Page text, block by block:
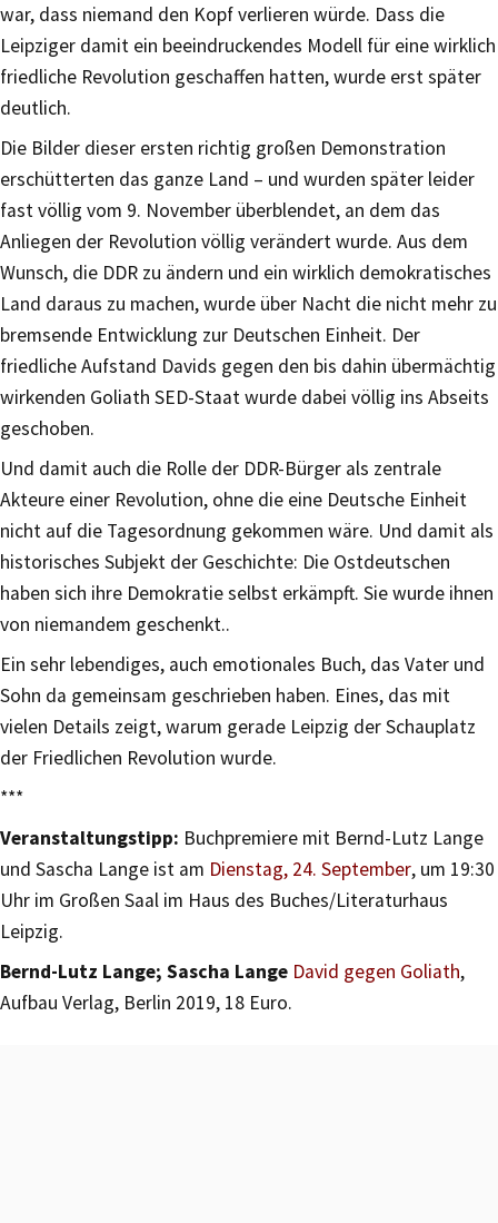
war, dass niemand den Kopf verlieren würde. Dass die
Leipziger damit ein beeindruckendes Modell für eine wirklich
friedliche Revolution geschaffen hatten, wurde erst später
deutlich.
Die Bilder dieser ersten richtig großen Demonstration
erschütterten das ganze Land – und wurden später leider
fast völlig vom 9. November überblendet, an dem das
Anliegen der Revolution völlig verändert wurde. Aus dem
Wunsch, die DDR zu ändern und ein wirklich demokratisches
Land daraus zu machen, wurde über Nacht die nicht mehr zu
bremsende Entwicklung zur Deutschen Einheit. Der
friedliche Aufstand Davids gegen den bis dahin übermächtig
wirkenden Goliath SED-Staat wurde dabei völlig ins Abseits
geschoben.
Und damit auch die Rolle der DDR-Bürger als zentrale
Akteure einer Revolution, ohne die eine Deutsche Einheit
nicht auf die Tagesordnung gekommen wäre. Und damit als
historisches Subjekt der Geschichte: Die Ostdeutschen
haben sich ihre Demokratie selbst erkämpft. Sie wurde ihnen
von niemandem geschenkt..
Ein sehr lebendiges, auch emotionales Buch, das Vater und
Sohn da gemeinsam geschrieben haben. Eines, das mit
vielen Details zeigt, warum gerade Leipzig der Schauplatz
der Friedlichen Revolution wurde.
***
Veranstaltungstipp: Buchpremiere mit Bernd-Lutz Lange
und Sascha Lange ist am Dienstag, 24. September, um 19:30
Uhr im Großen Saal im Haus des Buches/Literaturhaus
Leipzig.
Bernd-Lutz Lange; Sascha Lange David gegen Goliath,
Aufbau Verlag, Berlin 2019, 18 Euro.